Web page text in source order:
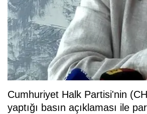
Cumhuriyet Halk Partisi'nin
yaptığı basın açıklaması ile